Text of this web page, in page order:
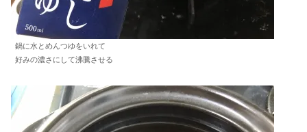
鍋に水とめんつゆをいれて
好みの濃さにして沸騰させる